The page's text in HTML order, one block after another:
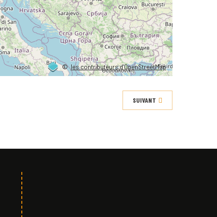
©les contributeurs d’OpenStreetMap
SUIVANT